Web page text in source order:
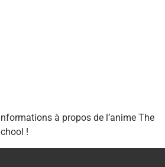
à propos de l’anime The
!